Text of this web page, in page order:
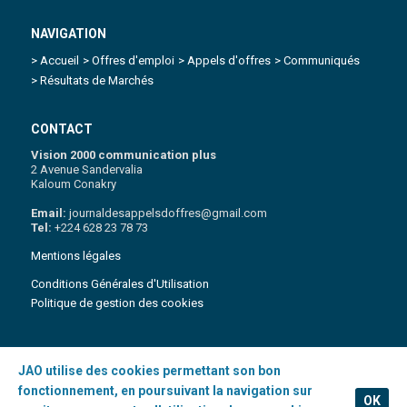
NAVIGATION
> Accueil > Offres d'emploi > Appels d'offres > Communiqués
> Résultats de Marchés
CONTACT
Vision 2000 communication plus
2 Avenue Sandervalia
Kaloum Conakry
Email:journaldesappelsdoffres@gmail.com
Tel:+224 628 23 78 73
Mentions légales
Conditions Générales d'Utilisation
Politique de gestion des cookies
Copyright 2021 © Journal des appels d'Offres | Tous droits réservés
JAO utilise des cookies permettant son bon
fonctionnement, en poursuivant la navigation sur
OK